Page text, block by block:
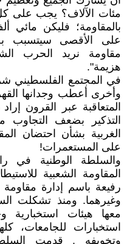
مئات الآلاف؟ يجب على
بالمقاومة؛ فليكن مائي
على الأقصى سيتسبب
مقاومة نريد الحرب
هزيمة".
في المجتمع الفلسطيني
وأخرى أعطب وجدانها
المتعاقبة عبر القرون
التذكير بضعف التجاوب
الغربية بشأن احتضان
على المستعمرات!
والسلطة الوطنية في
المقاومة الشعبية
رفيعة باسم إدارة مقاومة
وغيرهما. ومنذ تشكلت
معها هيئات استخبارية
استخبارات للجامعات،
وتخويفه . قدمت